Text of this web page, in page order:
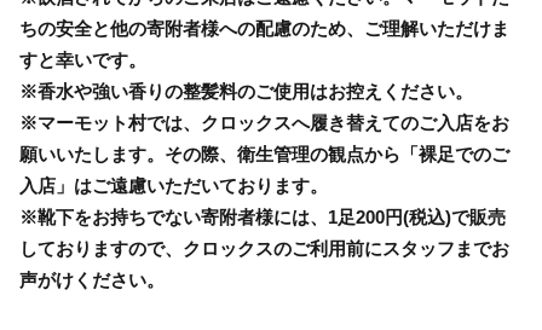
ちの安全と他の寄附者様への配慮のため、ご理解いただけま
すと幸いです。
※香水や強い香りの整髪料のご使用はお控えください。
※マーモット村では、クロックスへ履き替えてのご入店をお
願いいたします。その際、衛生管理の観点から「裸足でのご
入店」はご遠慮いただいております。
※靴下をお持ちでない寄附者様には、1足200円(税込)で販売
しておりますので、クロックスのご利用前にスタッフまでお
声がけください。